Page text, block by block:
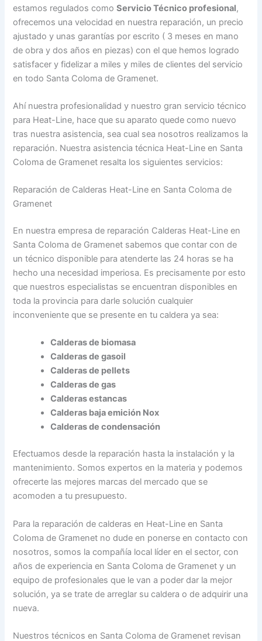
estamos regulados comoServicio Técnico profesional,
ofrecemos una velocidad en nuestra reparación, un precio
ajustado y unas garantías por escrito ( 3 meses en mano
de obra y dos años en piezas) con el que hemos logrado
satisfacer y fidelizar a miles y miles de clientes del servicio
en todo Santa Coloma de Gramenet.
Ahí nuestra profesionalidad y nuestro gran servicio técnico
para Heat-Line, hace que su aparato quede como nuevo
tras nuestra asistencia, sea cual sea nosotros realizamos la
reparación. Nuestra asistencia técnica Heat-Line en Santa
Coloma de Gramenet resalta los siguientes servicios:
Reparación de Calderas Heat-Line en Santa Coloma de
Gramenet
En nuestra empresa de reparación Calderas Heat-Line en
Santa Coloma de Gramenet sabemos que contar con de
un técnico disponible para atenderte las 24 horas se ha
hecho una necesidad imperiosa. Es precisamente por esto
que nuestros especialistas se encuentran disponibles en
toda la provincia para darle solución cualquier
inconveniente que se presente en tu caldera ya sea:
Calderas de biomasa
Calderas de gasoil
Calderas de pellets
Calderas de gas
Calderas estancas
Calderas baja emición Nox
Calderas de condensación
Efectuamos desde la reparación hasta la instalación y la
mantenimiento. Somos expertos en la materia y podemos
ofrecerte las mejores marcas del mercado que se
acomoden a tu presupuesto.
Para la reparación de calderas en Heat-Line en Santa
Coloma de Gramenet no dude en ponerse en contacto con
nosotros, somos la compañía local líder en el sector, con
años de experiencia en Santa Coloma de Gramenet y un
equipo de profesionales que le van a poder dar la mejor
solución, ya se trate de arreglar su caldera o de adquirir una
nueva.
Nuestros técnicos en Santa Coloma de Gramenet revisan